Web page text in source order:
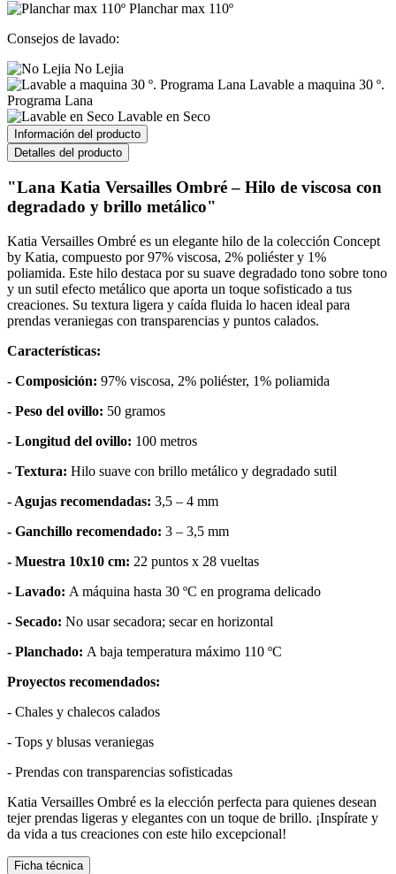
Planchar max 110º
Consejos de lavado:
No Lejia
Lavable a maquina 30 º.
Programa Lana
Lavable en Seco
Información del producto
Detalles del producto
"Lana Katia Versailles Ombré – Hilo de viscosa con
degradado y brillo metálico"
Katia Versailles Ombré es un elegante hilo de la colección Concept
by Katia, compuesto por 97% viscosa, 2% poliéster y 1%
poliamida. Este hilo destaca por su suave degradado tono sobre tono
y un sutil efecto metálico que aporta un toque sofisticado a tus
creaciones. Su textura ligera y caída fluida lo hacen ideal para
prendas veraniegas con transparencias y puntos calados.
Características:
- Composición: 97% viscosa, 2% poliéster, 1% poliamida
- Peso del ovillo: 50 gramos
- Longitud del ovillo: 100 metros
- Textura: Hilo suave con brillo metálico y degradado sutil
- Agujas recomendadas: 3,5 – 4 mm
- Ganchillo recomendado: 3 – 3,5 mm
- Muestra 10x10 cm: 22 puntos x 28 vueltas
- Lavado: A máquina hasta 30 ºC en programa delicado
- Secado: No usar secadora; secar en horizontal
- Planchado: A baja temperatura máximo 110 ºC
Proyectos recomendados:
- Chales y chalecos calados
- Tops y blusas veraniegas
- Prendas con transparencias sofisticadas
Katia Versailles Ombré es la elección perfecta para quienes desean
tejer prendas ligeras y elegantes con un toque de brillo. ¡Inspírate y
da vida a tus creaciones con este hilo excepcional!
Ficha técnica